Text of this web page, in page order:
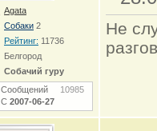
Agata
Собаки 2
Рейтинг: 11736
Белгород
Собачий гуру
Сообщений 10985
С 2007-06-27
Не